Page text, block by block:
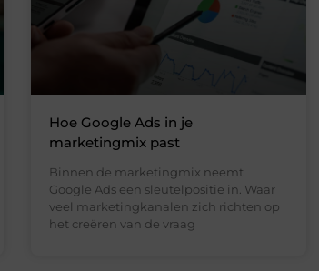
Hoe Google Ads in je
marketingmix past
Binnen de marketingmix neemt
Google Ads een sleutelpositie in. Waar
veel marketingkanalen zich richten op
het creëren van de vraag